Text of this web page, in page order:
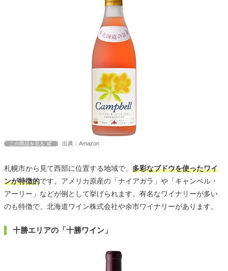
この商品を見る 出典：Amazon
札幌市から見て西部に位置する地域で、 多彩なブドウを使ったワイ
ンが特徴的です。アメリカ原産の「ナイアガラ」や「キャンベル・
アーリー」などが例として挙げられます。有名なワイナリーが多い
のも特徴で、北海道ワイン株式会社や余市ワイナリーがあります。
十勝エリアの「十勝ワイン」